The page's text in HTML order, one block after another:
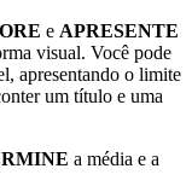
e APRESENTE
visual. Você pode
apresentando o limite
um título e uma
a média e a